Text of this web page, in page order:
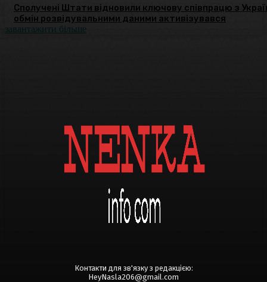
Сполучені Штати відновили ключову співпрацю з
обмін розвідувальними даними активізувався
завантажити більше
Контакти для зв'язку з редакцією:
HeyNasla206@gmail.com